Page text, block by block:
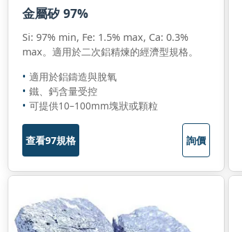
金屬矽 97%
Si: 97% min, Fe: 1.5% max, Ca: 0.3%
max。適用於二次鋁精煉的經濟型規格。
適用於鋁鑄造與脫氧
鐵、鈣含量受控
可提供10–100mm塊狀或顆粒
查看97規格 詢價